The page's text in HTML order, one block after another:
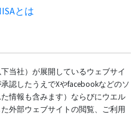
とは
当社）が展開しているウェブサイ
認したうえでXやfacebookなどのソ
情報も含みます）ならびにウエル
外部ウェブサイトの閲覧、ご利用